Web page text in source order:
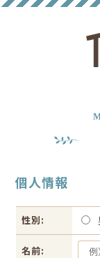
個人情報
性別:
名前: